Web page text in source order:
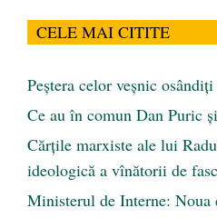
CELE MAI CITITE
Peştera celor veşnic osândiţi
Ce au în comun Dan Puric
Cărţile marxiste ale lui
ideologică a vînătorii de
Ministerul de Interne: Noua